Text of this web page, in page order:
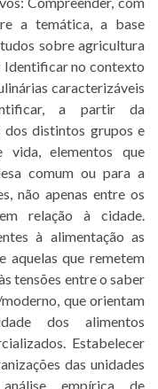
a temática, a base
sobre agricultura
no contexto
caracterizáveis
a partir da
dos distintos grupos e
elementos que
comum ou para a
não apenas entre os
relação à cidade.
à alimentação as
aquelas que remetem
tensões entre o saber
que orientam
dos alimentos
Estabelecer
das unidades
empírica de